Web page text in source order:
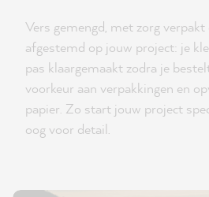
Vers gemengd, met zorg verpakt
afgestemd op jouw project: je
pas klaargemaakt zodra je
voorkeur aan verpakkingen en
papier. Zo start jouw project
oog voor detail.